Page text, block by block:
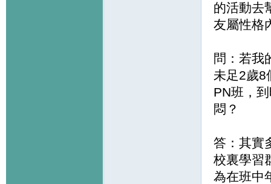
的活動去
友屬性格
問：若我
未足2歲8
PN班，
悶？
答：其實
校裏學習
為在班中